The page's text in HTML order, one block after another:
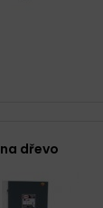
dřevo